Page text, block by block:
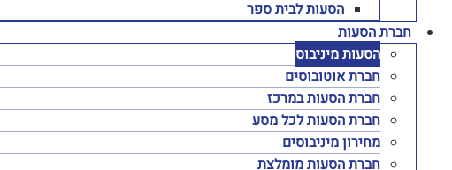
הסעות לבית ספר
חברת הסעות
הסעות מיניבוס
חברת אוטובוסים
חברת הסעות במרכז
חברת הסעות לכל מסע
מחירון מיניבוסים
חברת הסעות מומלצת